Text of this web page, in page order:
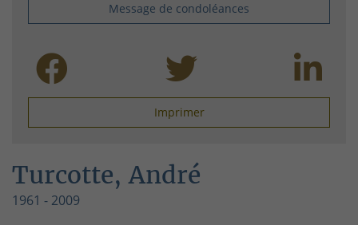
Message de condoléances
Imprimer
Turcotte, André
1961 - 2009